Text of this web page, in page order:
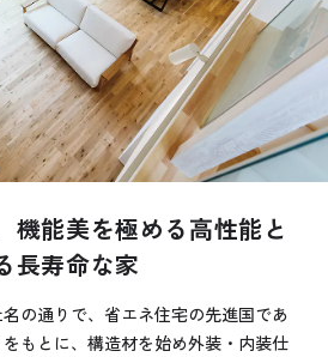
実例
Instagram
機能美を極める高性能と
長寿命な家
名の通りで、省エネ住宅の先進国であ
もとに、構造材を始め外装・内装仕